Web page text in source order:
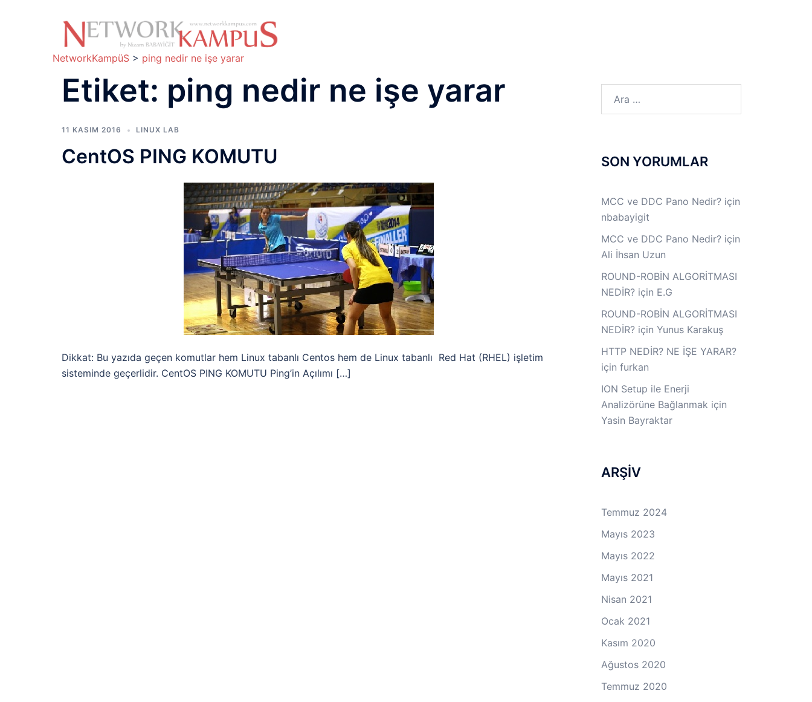
NetworkKampüS > ping nedir ne işe yarar
Etiket: ping nedir ne işe yarar
11 KASIM 2016 LINUX LAB
CentOS PING KOMUTU
Dikkat: Bu yazıda geçen komutlar hem Linux tabanlı Centos hem de Linux tabanlı Red Hat (RHEL) işletim
sisteminde geçerlidir. CentOS PING KOMUTU Ping’in Açılımı […]
SON YORUMLAR
MCC ve DDC Pano Nedir?için
nbabayigit
MCC ve DDC Pano Nedir?için
Ali İhsan Uzun
ROUND-ROBİN ALGORİTMASI
NEDİR?için E.G
ROUND-ROBİN ALGORİTMASI
NEDİR?için Yunus Karakuş
HTTP NEDİR? NE İŞE YARAR?
için furkan
ION Setup ile Enerji
Analizörüne Bağlanmak için
Yasin Bayraktar
ARŞİV
Temmuz 2024
Mayıs 2023
Mayıs 2022
Mayıs 2021
Nisan 2021
Ocak 2021
Kasım 2020
Ağustos 2020
Temmuz 2020